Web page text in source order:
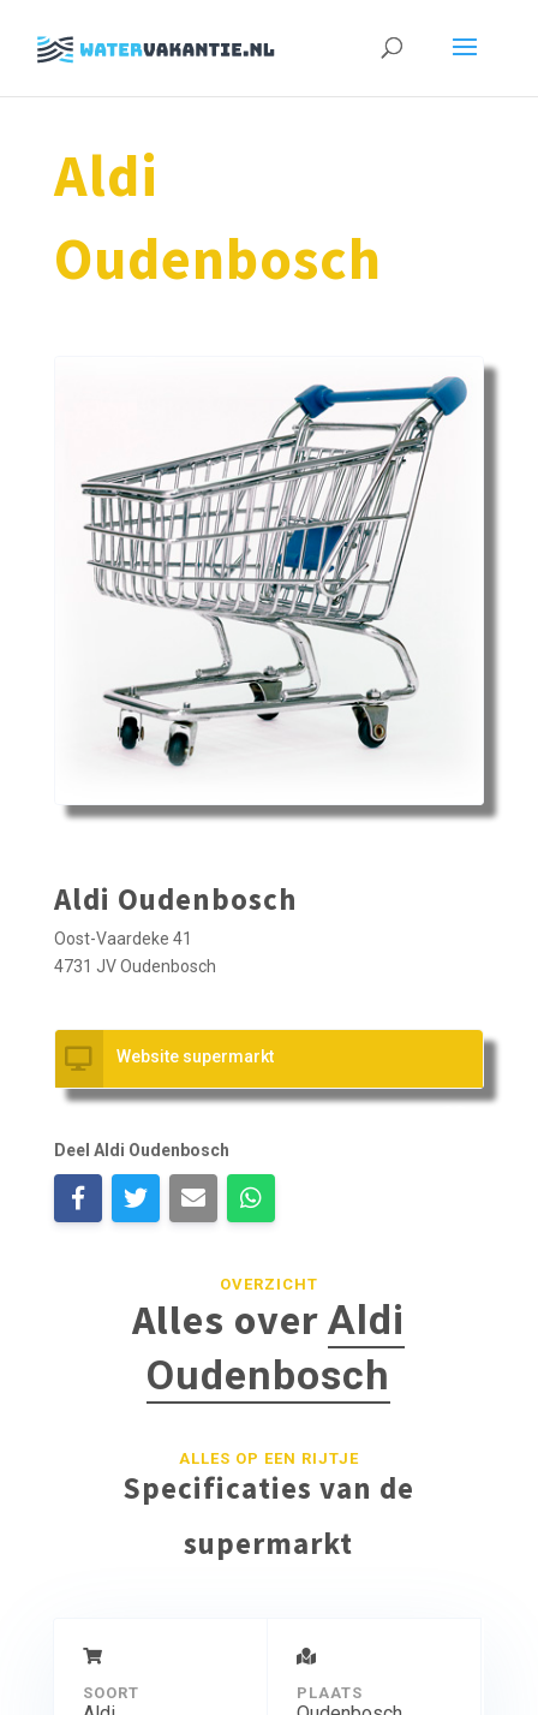
Zoeken
Aldi
Oudenbosch
Aldi Oudenbosch
Oost-Vaardeke 41
4731 JV Oudenbosch
Website supermarkt
Deel Aldi Oudenbosch
OVERZICHT
Alles overAldi
Oudenbosch
ALLES OP EEN RIJTJE
Specificaties van de
supermarkt
SOORT PLAATS